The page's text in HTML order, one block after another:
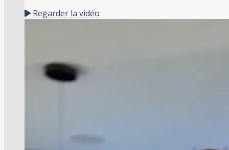
Regarder la vidéo